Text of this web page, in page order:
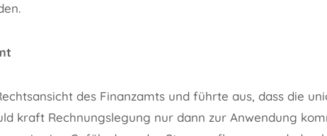
des Finanzamts und führte aus, dass die
kraft Rechnungslegung nur dann zur Anwendung